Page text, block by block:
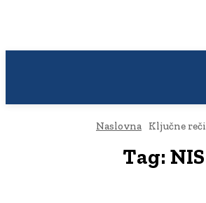
Naslovna Ključne reči
Tag: NIS